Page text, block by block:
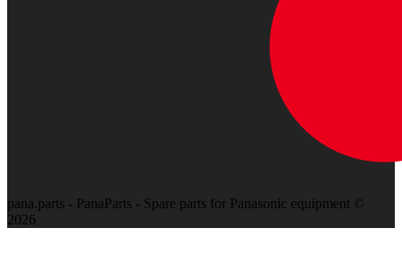
pana.parts - PanaParts - Spare parts for Panasonic equipment ©
2026